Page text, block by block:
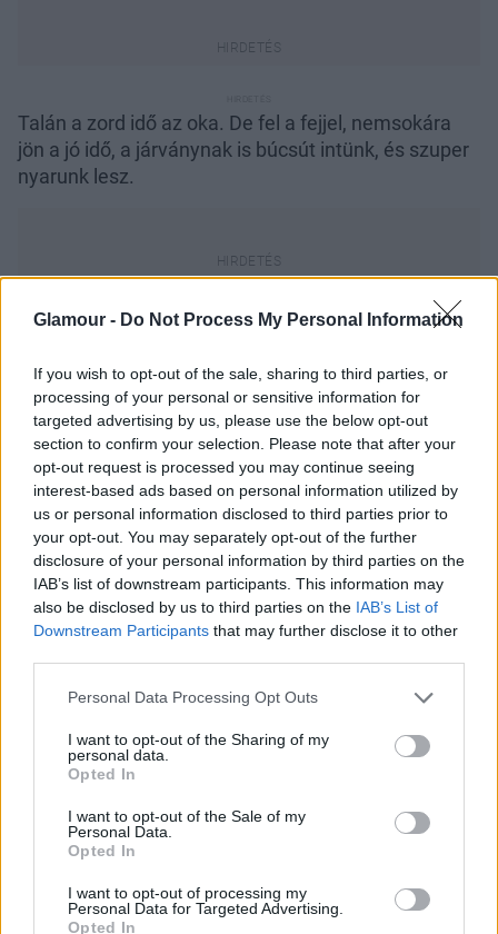
Glamour - Do Not Process My Personal Information
If you wish to opt-out of the sale, sharing to third parties, or
processing of your personal or sensitive information for
targeted advertising by us, please use the below opt-out
section to confirm your selection. Please note that after your
opt-out request is processed you may continue seeing
interest-based ads based on personal information utilized by
us or personal information disclosed to third parties prior to
your opt-out. You may separately opt-out of the further
disclosure of your personal information by third parties on the
IAB’s list of downstream participants. This information may
also be disclosed by us to third parties on the IAB’s List of
Downstream Participants that may further disclose it to other
Please note that this website/app uses one or more Google
not limited to your visit or usage behaviour. You may click to
grant or deny consent to Google and its third-party tags to
use your data for below specified purposes in below Google
consent section.
Personal Data Processing Opt Outs
I want to opt-out of the Sharing of my
personal data.
Opted In
I want to opt-out of the Sale of my
Personal Data.
Opted In
I want to opt-out of processing my
Personal Data for Targeted Advertising.
Opted In
Talán a zord idő az oka. De fel a fejjel, nemsokára
jön a jó idő, a járványnak is búcsút intünk, és szuper
nyarunk lesz.
Addig azonban nem lehetne, hogy így vészeljük át a